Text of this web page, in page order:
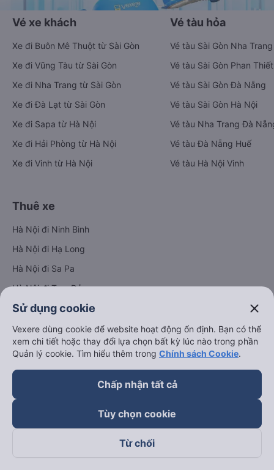
Vé xe khách
Xe đi Buôn Mê Thuột từ Sài Gòn
Xe đi Vũng Tàu từ Sài Gòn
Xe đi Nha Trang từ Sài Gòn
Xe đi Đà Lạt từ Sài Gòn
Xe đi Sapa từ Hà Nội
Xe đi Hải Phòng từ Hà Nội
Xe đi Vinh từ Hà Nội
Vé tàu hỏa
Vé tàu Sài Gòn Nha Trang
Vé tàu Sài Gòn Phan Thiết
Vé tàu Sài Gòn Đà Nẵng
Vé tàu Sài Gòn Hà Nội
Vé tàu Nha Trang Đà
Vé tàu Đà Nẵng Huế
Vé tàu Hà Nội Vinh
Thuê xe
Hà Nội đi Ninh Bình
Hà Nội đi Hạ Long
Hà Nội đi Sa Pa
Hà Nội đi Tam Đảo
Đà Nẵng đi Hội An
Đà Nẵng đi Huế
Hải Phòng đi Hà Nội
Xem tất cả tuyến đường
Sử dụng cookie close
Vexere dùng cookie để website hoạt động ổn định. Bạn có thể
xem chi tiết hoặc thay đổi lựa chọn bất kỳ lúc nào trong phần
Quản lý cookie. Tìm hiểu thêm trong Chính sách Cookie.
Chấp nhận tất cả
Tùy chọn cookie
Từ chối